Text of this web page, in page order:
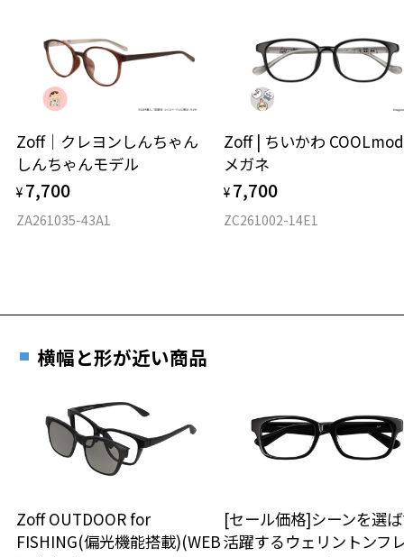
※着脱式サングラス：デモレンズ、アタッチメント込みの重さ
タイプ
材質
Zoff｜クレヨンしんちゃん
しんちゃんモデル
¥ 7,700
ZA261035-43A1
Zoff | ちいかわ
メガネ
¥ 7,700
ZC261002-14E1
横幅と形が近い商品
Zoff OUTDOOR for
FISHING(偏光機能搭載)(WEB
[セール価格]シーンを選
活躍するウェリントンフ